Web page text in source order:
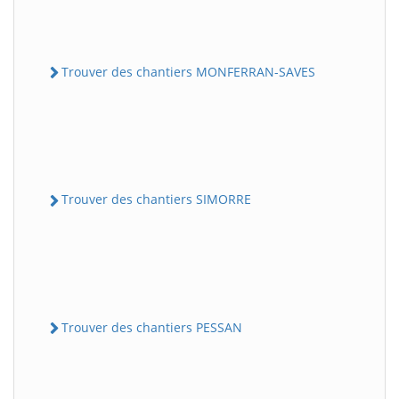
Trouver des chantiers MONFERRAN-SAVES
Trouver des chantiers SIMORRE
Trouver des chantiers PESSAN